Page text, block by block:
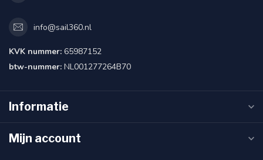
info@sail360.nl
KVK nummer: 65987152
btw-nummer: NL001277264B70
Informatie
Mijn account